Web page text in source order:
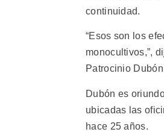
continuidad.
“Esos son los
monocultivos,”,
Patrocinio
Dubón es
ubicadas las
hace 25 años.